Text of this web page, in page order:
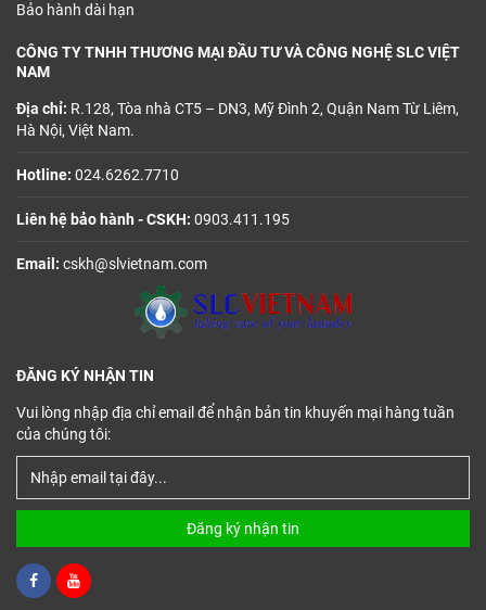
Bảo hành dài hạn
CÔNG TY TNHH THƯƠNG MẠI ĐẦU TƯ VÀ CÔNG NGHỆ SLC VIỆT
NAM
Địa chỉ: R.128, Tòa nhà CT5 – DN3, Mỹ Đình 2, Quận Nam Từ Liêm,
Hà Nội, Việt Nam.
Hotline: 024.6262.7710
Liên hệ bảo hành - CSKH: 0903.411.195
Email: cskh@slvietnam.com
ĐĂNG KÝ NHẬN TIN
Vui lòng nhập địa chỉ email để nhận bản tin khuyến mại hàng tuần
của chúng tôi:
Đăng ký nhận tin